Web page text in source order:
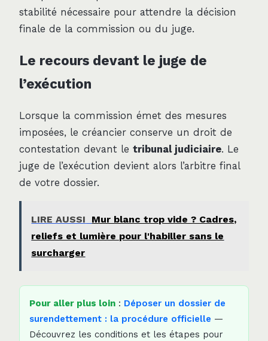
stabilité nécessaire pour attendre la décision
finale de la commission ou du juge.
Le recours devant le juge de
l’exécution
Lorsque la commission émet des mesures
imposées, le créancier conserve un droit de
contestation devant le tribunal judiciaire. Le
juge de l’exécution devient alors l’arbitre final
de votre dossier.
LIRE AUSSI
Mur blanc trop vide ? Cadres,
reliefs et lumière pour l'habiller sans le
surcharger
Pour aller plus loin : Déposer un dossier de
surendettement : la procédure officielle —
Découvrez les conditions et les étapes pour